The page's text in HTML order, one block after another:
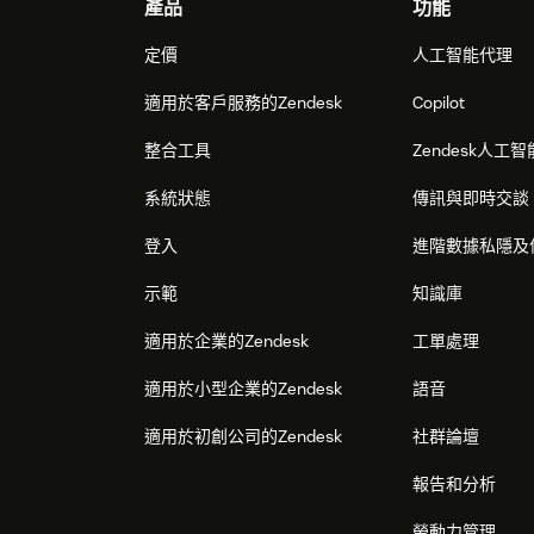
Footer產品
定價
適用於客戶服務的Zendesk
整合工具
系統狀態
登入
示範
適用於企業的Zendesk
適用於小型企業的Zendesk
適用於初創公司的Zendesk
功能
人工智能代理
Copilot
Zendesk人工智
傳訊與即時交談
進階數據私隱及
知識庫
工單處理
語音
社群論壇
報告和分析